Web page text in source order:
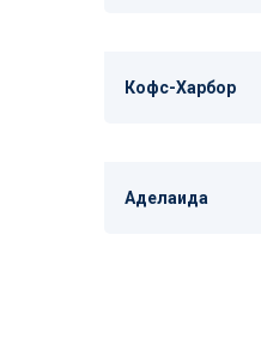
Кофс-Харбор
Аделаида